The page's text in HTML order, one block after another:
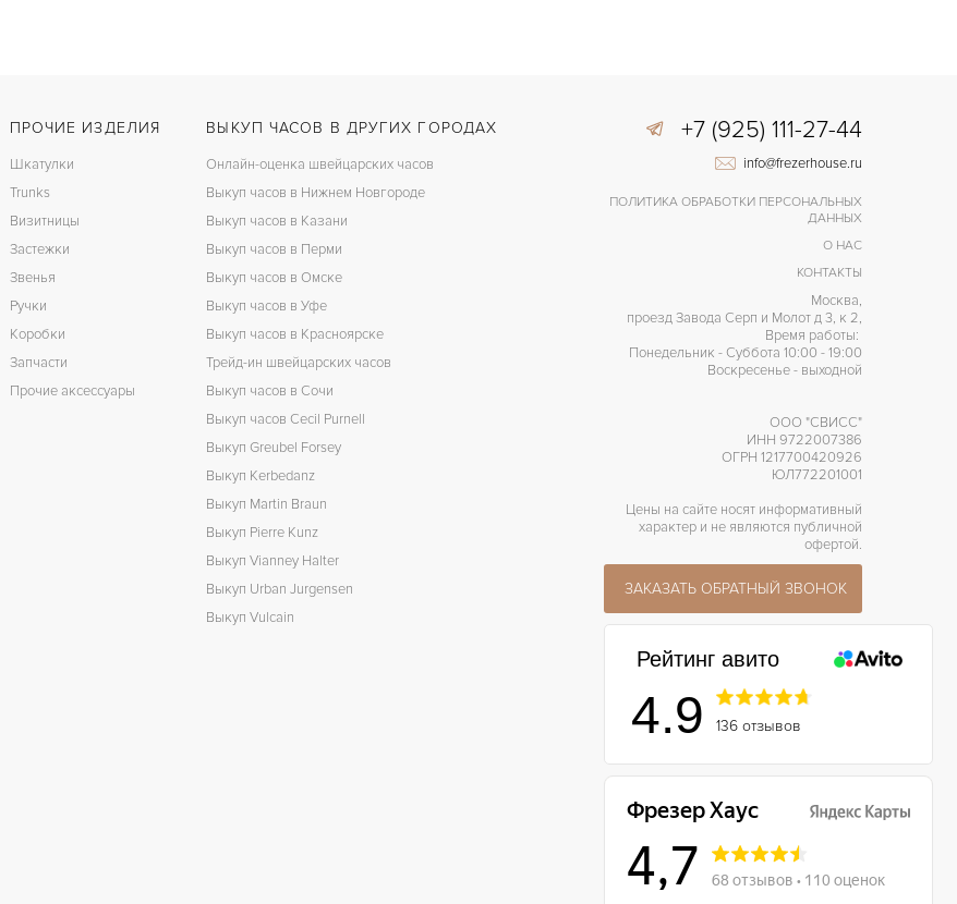
ПРОЧИЕ ИЗДЕЛИЯ
Шкатулки
Trunks
Визитницы
Застежки
Звенья
Ручки
Коробки
Запчасти
Прочие аксессуары
ВЫКУП ЧАСОВ В ДРУГИХ ГОРОДАХ
Онлайн-оценка швейцарских часов
Выкуп часов в Нижнем Новгороде
Выкуп часов в Казани
Выкуп часов в Перми
Выкуп часов в Омске
Выкуп часов в Уфе
Выкуп часов в Красноярске
Трейд-ин швейцарских часов
Выкуп часов в Сочи
Выкуп часов Cecil Purnell
Выкуп Greubel Forsey
Выкуп Kerbedanz
Выкуп Martin Braun
Выкуп Pierre Kunz
Выкуп Vianney Halter
Выкуп Urban Jurgensen
Выкуп Vulcain
+7 (925) 111-27-44
info@frezerhouse.ru
ПОЛИТИКА ОБРАБОТКИ ПЕРСОНАЛЬНЫХ
ДАННЫХ
О НАС
КОНТАКТЫ
Москва,
проезд Завода Серп и Молот д 3, к 2,
Время работы:
Понедельник - Суббота 10:00 - 19:00
Воскресенье - выходной
ООО "СВИСС"
ИНН 9722007386
ОГРН 1217700420926
ЮЛ772201001
Цены на сайте носят информативный
характер и не являются публичной
офертой.
ЗАКАЗАТЬ ОБРАТНЫЙ ЗВОНОК
Рейтинг авито
4.9 136 отзывов